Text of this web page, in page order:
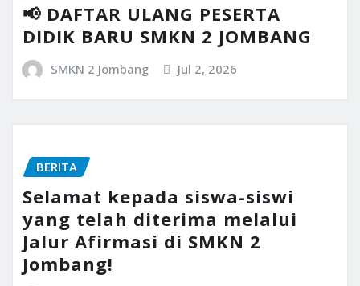
📢 DAFTAR ULANG PESERTA
DIDIK BARU SMKN 2 JOMBANG
SMKN 2 Jombang Jul 2, 2026
BERITA
Selamat kepada siswa-siswi
yang telah diterima melalui
Jalur Afirmasi di SMKN 2
Jombang!